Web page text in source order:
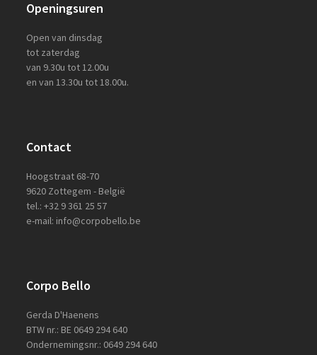
Openingsuren
Open van dinsdag
tot zaterdag
van 9.30u tot 12.00u
en van 13.30u tot 18.00u.
Contact
Hoogstraat 68-70
9620 Zottegem - België
tel.: +32 9 361 25 57
e-mail: info@corpobello.be
Corpo Bello
Gerda D'Haenens
BTW nr.: BE 0649 294 640
Ondernemingsnr.: 0649 294 640